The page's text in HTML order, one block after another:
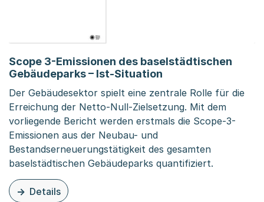
Scope 3-Emissionen des baselstädtischen
Gebäudeparks – Ist-Situation
Der Gebäudesektor spielt eine zentrale Rolle für die
Erreichung der Netto-Null-Zielsetzung. Mit dem
vorliegende Bericht werden erstmals die Scope-3-
Emissionen aus der Neubau- und
Bestandserneuerungstätigkeit des gesamten
baselstädtischen Gebäudeparks quantifiziert.
Details
zu diesem Inhalt: Scope 3-Emissionen des